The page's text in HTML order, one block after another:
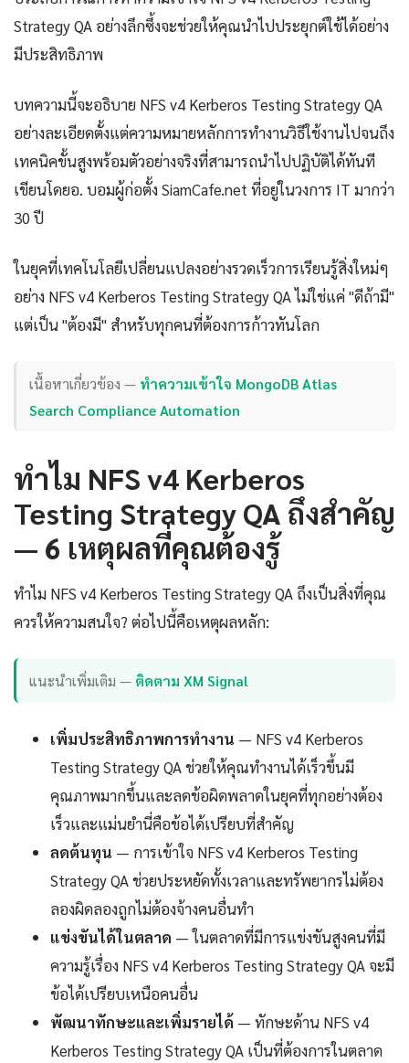
Strategy QA อย่างลึกซึ้งจะช่วยให้คุณนำไปประยุกต์ใช้ได้อย่าง
มีประสิทธิภาพ
บทความนี้จะอธิบาย NFS v4 Kerberos Testing Strategy QA
อย่างละเอียดตั้งแต่ความหมายหลักการทำงานวิธีใช้งานไปจนถึง
เทคนิคขั้นสูงพร้อมตัวอย่างจริงที่สามารถนำไปปฏิบัติได้ทันที
เขียนโดยอ. บอมผู้ก่อตั้ง SiamCafe.net ที่อยู่ในวงการ IT มากว่า
30 ปี
ในยุคที่เทคโนโลยีเปลี่ยนแปลงอย่างรวดเร็วการเรียนรู้สิ่งใหม่ๆ
อย่าง NFS v4 Kerberos Testing Strategy QA ไม่ใช่แค่ "ดีถ้ามี"
แต่เป็น "ต้องมี" สำหรับทุกคนที่ต้องการก้าวทันโลก
เนื้อหาเกี่ยวข้อง — ทำความเข้าใจ MongoDB Atlas
Search Compliance Automation
ทำไม NFS v4 Kerberos
Testing Strategy QA ถึงสำคัญ
— 6 เหตุผลที่คุณต้องรู้
ทำไม NFS v4 Kerberos Testing Strategy QA ถึงเป็นสิ่งที่คุณ
ควรให้ความสนใจ? ต่อไปนี้คือเหตุผลหลัก:
แนะนำเพิ่มเติม — ติดตาม XM Signal
เพิ่มประสิทธิภาพการทำงาน — NFS v4 Kerberos
Testing Strategy QA ช่วยให้คุณทำงานได้เร็วขึ้นมี
คุณภาพมากขึ้นและลดข้อผิดพลาดในยุคที่ทุกอย่างต้อง
เร็วและแม่นยำนี่คือข้อได้เปรียบที่สำคัญ
ลดต้นทุน — การเข้าใจ NFS v4 Kerberos Testing
Strategy QA ช่วยประหยัดทั้งเวลาและทรัพยากรไม่ต้อง
ลองผิดลองถูกไม่ต้องจ้างคนอื่นทำ
แข่งขันได้ในตลาด — ในตลาดที่มีการแข่งขันสูงคนที่มี
ความรู้เรื่อง NFS v4 Kerberos Testing Strategy QA จะมี
ข้อได้เปรียบเหนือคนอื่น
พัฒนาทักษะและเพิ่มรายได้ — ทักษะด้าน NFS v4
Kerberos Testing Strategy QA เป็นที่ต้องการในตลาด